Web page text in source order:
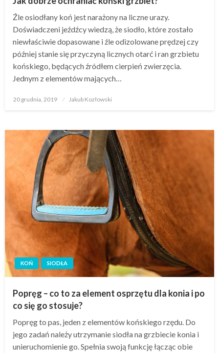
Źle osiodłany koń jest narażony na liczne urazy.
Doświadczeni jeźdźcy wiedzą, że siodło, które zostało
niewłaściwie dopasowane i źle odizolowane prędzej czy
później stanie się przyczyną licznych otarć i ran grzbietu
końskiego, będących źródłem cierpień zwierzęcia.
Jednym z elementów mających…
Opublikowane
20 grudnia, 2019 Jakub Kozłowski
KOŃ SIODŁA
Popręg – co to za element osprzętu dla konia i po
co się go stosuje?
Popręg to pas, jeden z elementów końskiego rzędu. Do
jego zadań należy utrzymanie siodła na grzbiecie konia i
unieruchomienie go. Spełnia swoją funkcję łącząc obie